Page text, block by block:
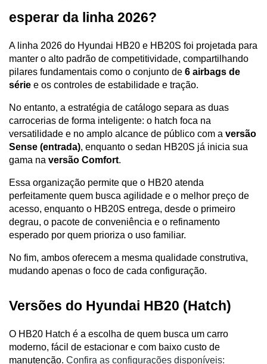
esperar da linha 2026?
A linha 2026 do Hyundai HB20 e HB20S foi projetada para
manter o alto padrão de competitividade, compartilhando
pilares fundamentais como o conjunto de 6 airbags de
série e os controles de estabilidade e tração.
No entanto, a estratégia de catálogo separa as duas
carrocerias de forma inteligente: o hatch foca na
versatilidade e no amplo alcance de público com a versão
Sense (entrada), enquanto o sedan HB20S já inicia sua
gama na versão Comfort.
Essa organização permite que o HB20 atenda
perfeitamente quem busca agilidade e o melhor preço de
acesso, enquanto o HB20S entrega, desde o primeiro
degrau, o pacote de conveniência e o refinamento
esperado por quem prioriza o uso familiar.
No fim, ambos oferecem a mesma qualidade construtiva,
mudando apenas o foco de cada configuração.
Versões do Hyundai HB20 (Hatch)
O HB20 Hatch é a escolha de quem busca um carro
moderno, fácil de estacionar e com baixo custo de
manutenção. Confira as configurações disponíveis: